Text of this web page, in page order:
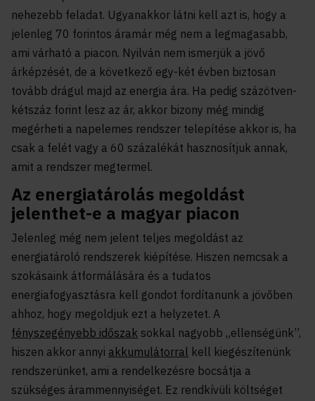
nehezebb feladat. Ugyanakkor látni kell azt is, hogy a
jelenleg 70 forintos áramár még nem a legmagasabb,
ami várható a piacon. Nyilván nem ismerjük a jövő
árképzését, de a következő egy-két évben biztosan
tovább drágul majd az energia ára. Ha pedig százötven-
kétszáz forint lesz az ár, akkor bizony még mindig
megérheti a napelemes rendszer telepítése akkor is, ha
csak a felét vagy a 60 százalékát hasznosítjuk annak,
amit a rendszer megtermel.
Az energiatárolás megoldást
jelenthet-e a magyar piacon
Jelenleg még nem jelent teljes megoldást az
energiatároló rendszerek kiépítése. Hiszen nemcsak a
szokásaink átformálására és a tudatos
energiafogyasztásra kell gondot fordítanunk a jövőben
ahhoz, hogy megoldjuk ezt a helyzetet. A
fényszegényebb időszak sokkal nagyobb „ellenségünk”,
hiszen akkor annyi akkumulátorral kell kiegészítenünk
rendszerünket, ami a rendelkezésre bocsátja a
szükséges árammennyiséget. Ez rendkívüli költséget